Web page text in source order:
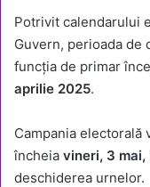
Potrivit calendarului
Guvern, perioada de
funcția de primar
aprilie 2025.
Campania electorală
încheia vineri, 3 mai,
deschiderea urnelor.